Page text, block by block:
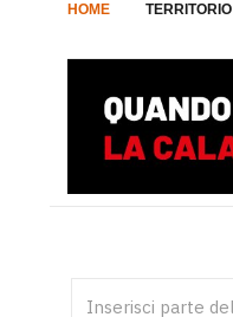
HOME TERRITORIO